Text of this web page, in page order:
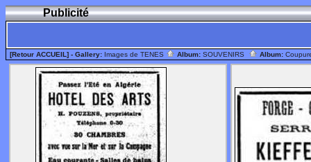
Publicité
[Retour ACCUEIL] - Gallery: Images de TENES Album: SOUVENIRS Album: